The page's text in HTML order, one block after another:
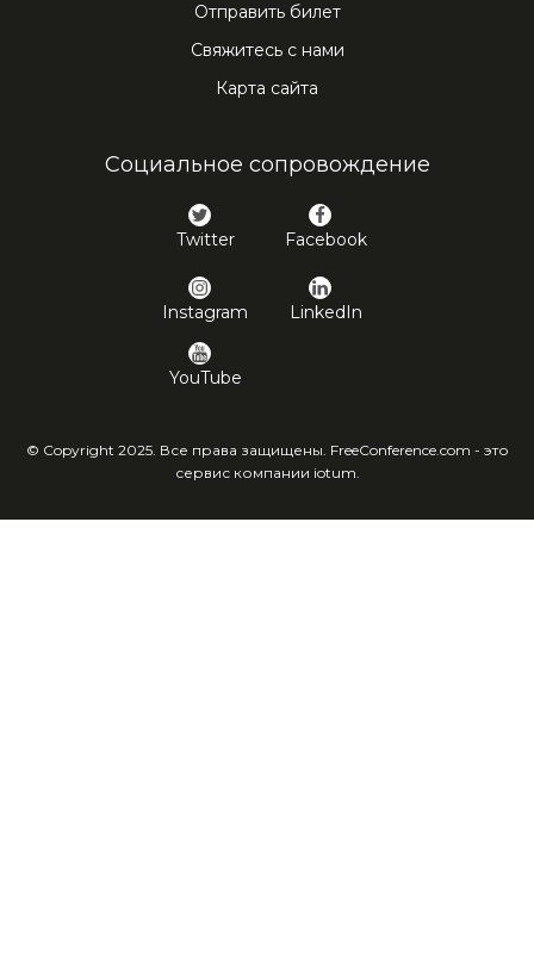
Отправить билет
Свяжитесь с нами
Карта сайта
Социальное сопровождение
Twitter Facebook
Instagram LinkedIn
YouTube
© Copyright 2025. Все права защищены. FreeConference.com - это
сервис компании iotum.